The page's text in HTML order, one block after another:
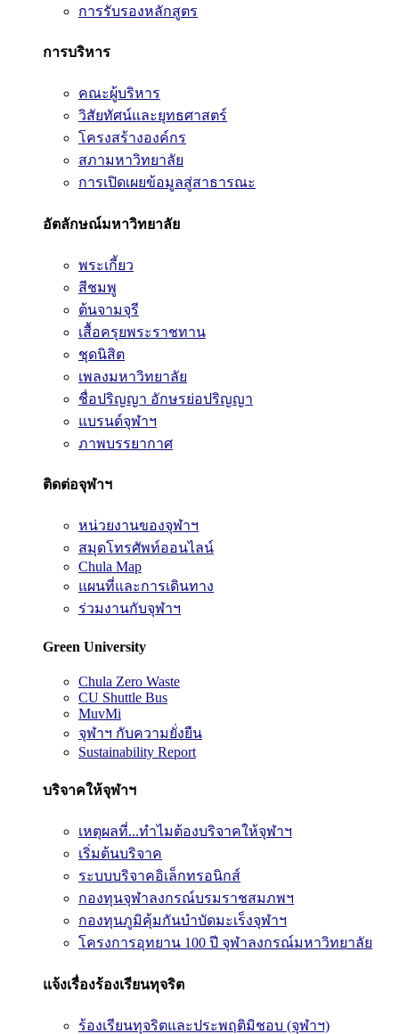
การรับรองหลักสูตร
การบริหาร
คณะผู้บริหาร
วิสัยทัศน์และยุทธศาสตร์
โครงสร้างองค์กร
สภามหาวิทยาลัย
การเปิดเผยข้อมูลสู่สาธารณะ
อัตลักษณ์มหาวิทยาลัย
พระเกี้ยว
สีชมพู
ต้นจามจุรี
เสื้อครุยพระราชทาน
ชุดนิสิต
เพลงมหาวิทยาลัย
ชื่อปริญญา อักษรย่อปริญญา
แบรนด์จุฬาฯ
ภาพบรรยากาศ
ติดต่อจุฬาฯ
หน่วยงานของจุฬาฯ
สมุดโทรศัพท์ออนไลน์
Chula Map
แผนที่และการเดินทาง
ร่วมงานกับจุฬาฯ
Green University
Chula Zero Waste
CU Shuttle Bus
MuvMi
จุฬาฯ กับความยั่งยืน
Sustainability Report
บริจาคให้จุฬาฯ
เหตุผลที่...ทำไมต้องบริจาคให้จุฬาฯ
เริ่มต้นบริจาค
ระบบบริจาคอิเล็กทรอนิกส์
กองทุนจุฬาลงกรณ์บรมราชสมภพฯ
กองทุนภูมิคุ้มกันบำบัดมะเร็งจุฬาฯ
โครงการอุทยาน 100 ปี จุฬาลงกรณ์มหาวิทยาลัย
แจ้งเรื่องร้องเรียนทุจริต
ร้องเรียนทุจริตและประพฤติมิชอบ (จุฬาฯ)